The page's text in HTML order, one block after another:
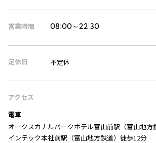
営業時間 08:00～22:30
定休日 不定休
アクセス
電車
オークスカナルパークホテル富山前駅（富山地方
インテック本社前駅（富山地方鉄道）徒歩12分